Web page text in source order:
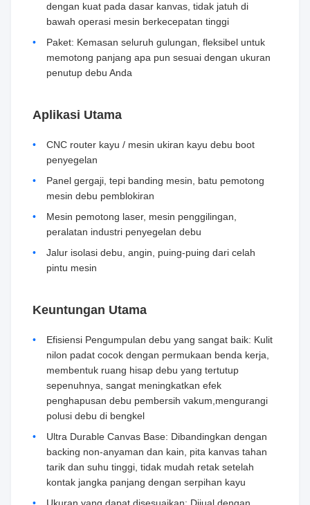
dengan kuat pada dasar kanvas, tidak jatuh di
bawah operasi mesin berkecepatan tinggi
Paket: Kemasan seluruh gulungan, fleksibel untuk
memotong panjang apa pun sesuai dengan ukuran
penutup debu Anda
Aplikasi Utama
CNC router kayu / mesin ukiran kayu debu boot
penyegelan
Panel gergaji, tepi banding mesin, batu pemotong
mesin debu pemblokiran
Mesin pemotong laser, mesin penggilingan,
peralatan industri penyegelan debu
Jalur isolasi debu, angin, puing-puing dari celah
pintu mesin
Keuntungan Utama
Efisiensi Pengumpulan debu yang sangat baik: Kulit
nilon padat cocok dengan permukaan benda kerja,
membentuk ruang hisap debu yang tertutup
sepenuhnya, sangat meningkatkan efek
penghapusan debu pembersih vakum,mengurangi
polusi debu di bengkel
Ultra Durable Canvas Base: Dibandingkan dengan
backing non-anyaman dan kain, pita kanvas tahan
tarik dan suhu tinggi, tidak mudah retak setelah
kontak jangka panjang dengan serpihan kayu